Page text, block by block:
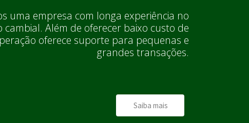
uma empresa com longa experiência no
cambial. Além de oferecer baixo custo de
oferece suporte para pequenas e
grandes transações.
Saiba mais